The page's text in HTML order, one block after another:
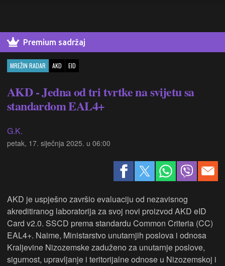
Premium sadržaj
MREŽIN RADAR AKD EID
AKD - Jedna od tri tvrtke na svijetu sa
standardom EAL4+
G.K.
petak, 17. siječnja 2025. u 06:00
AKD je uspješno završio evaluaciju od nezavisnog
akreditiranog laboratorija za svoj novi proizvod AKD eID
Card v2.0. SSCD prema standardu Common Criteria (CC)
EAL4+. Naime, Ministarstvo unutarnjih poslova i odnosa
Kraljevine Nizozemske zaduženo za unutarnje poslove,
sigurnost, upravljanje i teritorijalne odnose u Nizozemskoj i